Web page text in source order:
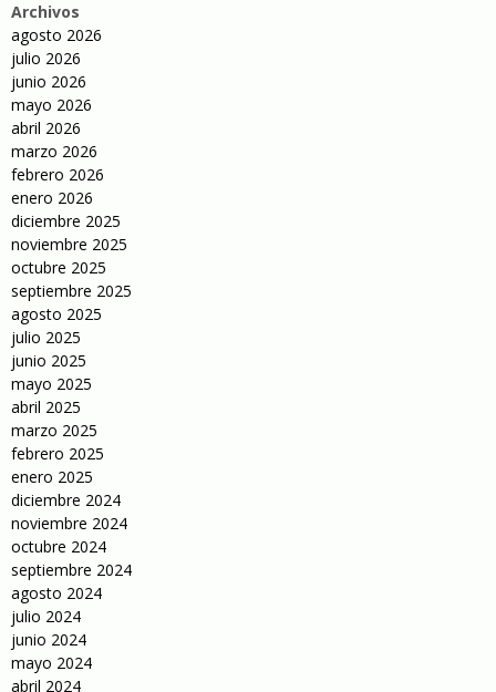
Archivos
agosto 2026
julio 2026
junio 2026
mayo 2026
abril 2026
marzo 2026
febrero 2026
enero 2026
diciembre 2025
noviembre 2025
octubre 2025
septiembre 2025
agosto 2025
julio 2025
junio 2025
mayo 2025
abril 2025
marzo 2025
febrero 2025
enero 2025
diciembre 2024
noviembre 2024
octubre 2024
septiembre 2024
agosto 2024
julio 2024
junio 2024
mayo 2024
abril 2024